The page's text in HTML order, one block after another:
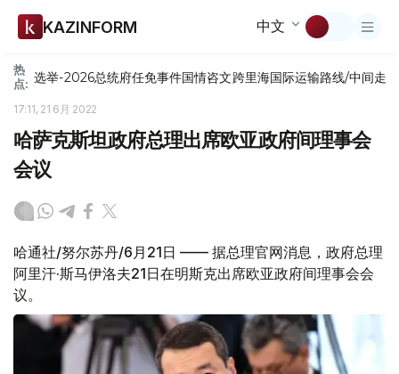
KAZINFORM 中文
热
点: 选举-2026总统府任免事件国情咨文跨里海国际运输路线/中间走廊
17:11, 21 6月 2022
哈萨克斯坦政府总理出席欧亚政府间理事会
会议
哈通社/努尔苏丹/6月21日 —— 据总理官网消息，政府总理
阿里汗·斯马伊洛夫21日在明斯克出席欧亚政府间理事会会
议。